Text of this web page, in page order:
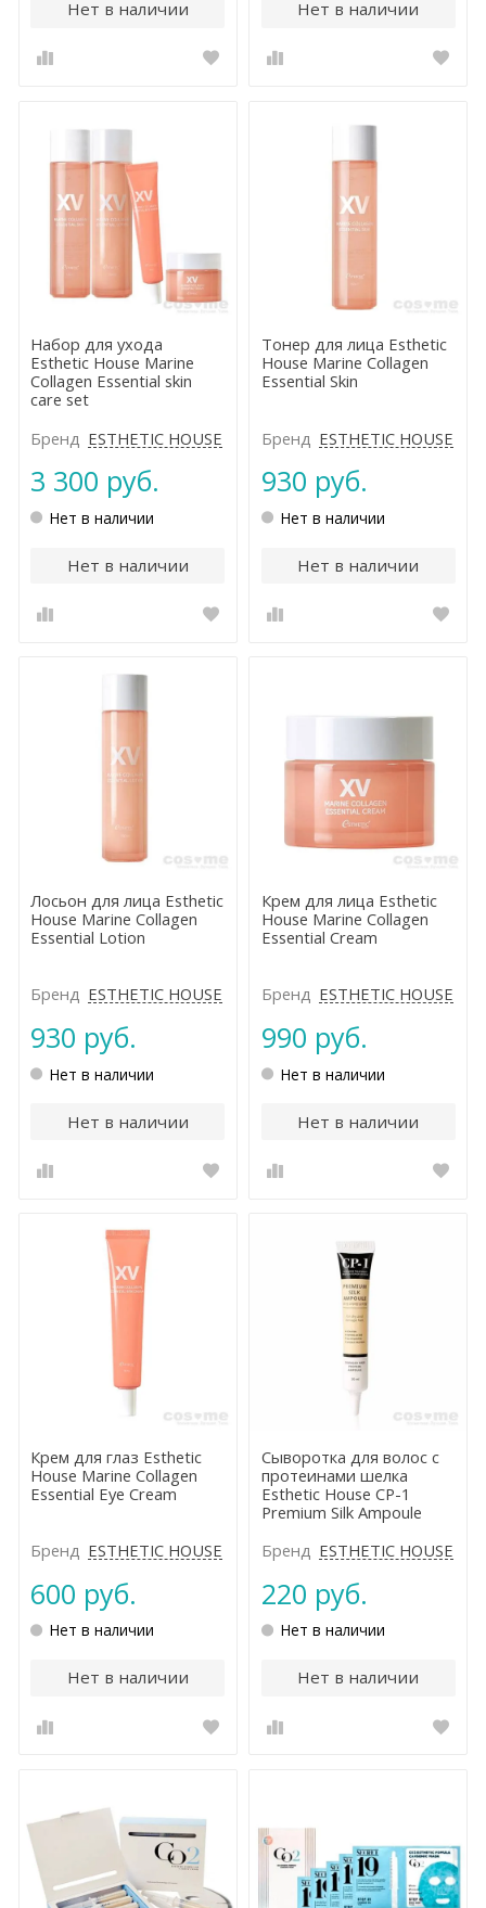
Нет в наличии Нет в наличии
Набор для ухода
Esthetic House Marine
Collagen Essential skin
care set
Бренд ESTHETIC HOUSE
3 300 руб.
Нет в наличии
Нет в наличии
Тонер для лица Esthetic
House Marine Collagen
Essential Skin
Бренд ESTHETIC HOUSE
930 руб.
Нет в наличии
Нет в наличии
Лосьон для лица Esthetic
House Marine Collagen
Essential Lotion
Бренд ESTHETIC HOUSE
930 руб.
Нет в наличии
Нет в наличии
Крем для лица Esthetic
House Marine Collagen
Essential Cream
Бренд ESTHETIC HOUSE
990 руб.
Нет в наличии
Нет в наличии
Крем для глаз Esthetic
House Marine Collagen
Essential Eye Cream
Бренд ESTHETIC HOUSE
600 руб.
Нет в наличии
Нет в наличии
Сыворотка для волос с
протеинами шелка
Esthetic House CP-1
Premium Silk Ampoule
Бренд ESTHETIC HOUSE
220 руб.
Нет в наличии
Нет в наличии